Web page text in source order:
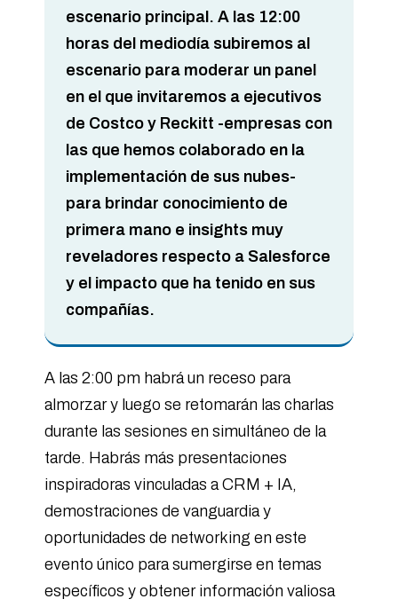
escenario principal. A las 12:00
horas del mediodía subiremos al
escenario para moderar un panel
en el que invitaremos a ejecutivos
de Costco y Reckitt -empresas con
las que hemos colaborado en la
implementación de sus nubes-
para brindar conocimiento de
primera mano e insights muy
reveladores respecto a Salesforce
y el impacto que ha tenido en sus
compañías.
A las 2:00 pm habrá un receso para
almorzar y luego se retomarán las charlas
durante las sesiones en simultáneo de la
tarde. Habrás más presentaciones
inspiradoras vinculadas a CRM + IA,
demostraciones de vanguardia y
oportunidades de networking en este
evento único para sumergirse en temas
específicos y obtener información valiosa